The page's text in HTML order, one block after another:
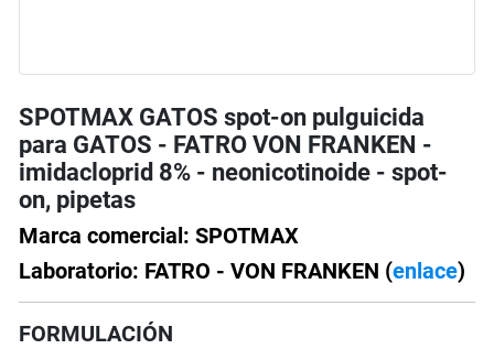
SPOTMAX GATOS spot-on pulguicida
para GATOS - FATRO VON FRANKEN -
imidacloprid 8% - neonicotinoide - spot-
on, pipetas
Marca comercial: SPOTMAX
Laboratorio: FATRO - VON FRANKEN (enlace)
FORMULACIÓN